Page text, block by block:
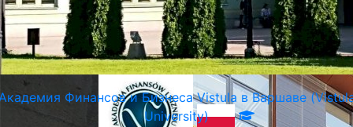
Финансов и Бизнеса Vistula в Варшаве
University)